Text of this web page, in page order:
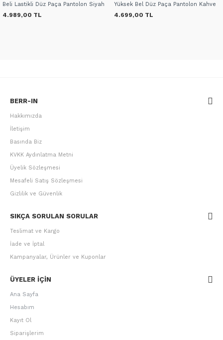
Beli Lastikli Düz Paça Pantolon Siyah
4.989,00 TL
Yüksek Bel Düz Paça Pantolon Kahve
4.699,00 TL
BERR-IN
Hakkımızda
İletişim
Basında Biz
KVKK Aydınlatma Metni
Üyelik Sözleşmesi
Mesafeli Satış Sözleşmesi
Gizlilik ve Güvenlik
SIKÇA SORULAN SORULAR
Teslimat ve Kargo
İade ve İptal
Kampanyalar, Ürünler ve Kuponlar
ÜYELER IÇIN
Ana Sayfa
Hesabım
Kayıt Ol
Siparişlerim